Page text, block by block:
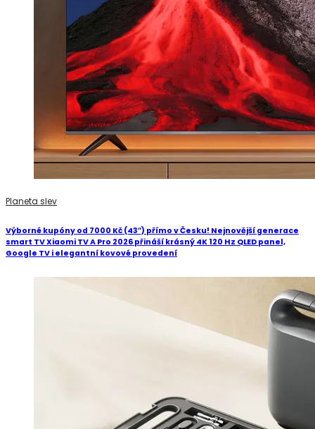
Planeta slev
Výborné kupóny od 7000 Kč (43″) přímo v Česku! Nejnovější generace
smart TV Xiaomi TV A Pro 2026 přináší krásný 4K 120 Hz QLED panel,
Google TV i elegantní kovové provedení